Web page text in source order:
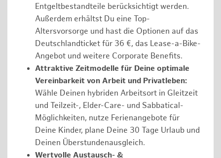
Entgeltbestandteile berücksichtigt werden.
Außerdem erhältst Du eine Top-
Altersvorsorge und hast die Optionen auf das
Deutschlandticket für 36 €, das Lease-a-Bike-
Angebot und weitere Corporate Benefits.
Attraktive Zeitmodelle für Deine optimale
Vereinbarkeit von Arbeit und Privatleben:
Wähle Deinen hybriden Arbeitsort in Gleitzeit
und Teilzeit-, Elder-Care- und Sabbatical-
Möglichkeiten, nutze Ferienangebote für
Deine Kinder, plane Deine 30 Tage Urlaub und
Deinen Überstundenausgleich.
Wertvolle Austausch- &